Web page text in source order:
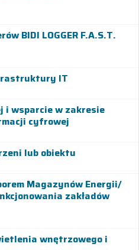
BIDI LOGGER F.A.S.T.
IT
i wsparcie w zakresie
cyfrowej
lub obiektu
Magazynów Energii/
zakładów
wnętrzowego i